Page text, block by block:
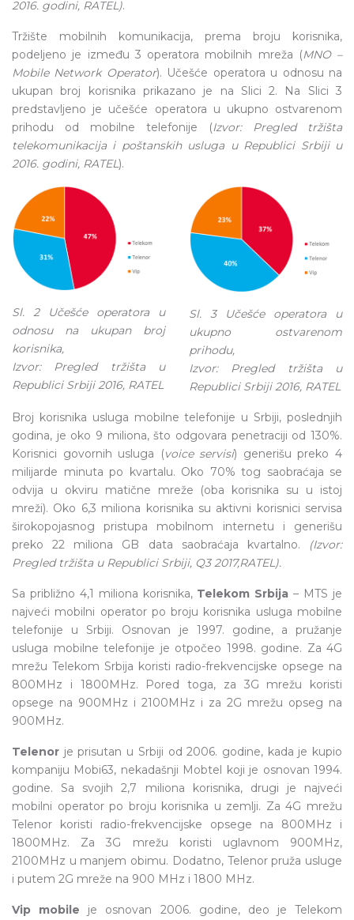
2016. godini, RATEL).
Tržište mobilnih komunikacija, prema broju korisnika,
podeljeno je između 3 operatora mobilnih mreža (MNO –
Mobile Network Operator). Učešće operatora u odnosu na
ukupan broj korisnika prikazano je na Slici 2. Na Slici 3
predstavljeno je učešće opеratora u ukupno ostvarenom
prihodu od mobilne telefonije (Izvor: Pregled tržišta
telekomunikacija i poštanskih usluga u Republici Srbiji u
2016. godini, RATEL).
Sl. 2 Učešće operatora u
odnosu na ukupan broj
korisnika,
Izvor: Pregled tržišta u
Republici Srbiji 2016, RATEL
Sl. 3 Učešće operatora u
ukupno ostvarenom
prihodu,
Izvor: Pregled tržišta u
Republici Srbiji 2016, RATEL
Broj korisnika usluga mobilne telefonije u Srbiji, poslednjih
godina, je oko 9 miliona, što odgovara penetraciji od 130%.
Korisnici govornih usluga (voice servisi) generišu preko 4
milijarde minuta po kvartalu. Oko 70% tog saobraćaja se
odvija u okviru matične mreže (oba korisnika su u istoj
mreži). Oko 6,3 miliona korisnika su aktivni korisnici servisa
širokopojasnog pristupa mobilnom internetu i generišu
preko 22 miliona GB data saobraćaja kvartalno.
(Izvor:
Pregled tržišta u Republici Srbiji, Q3 2017,RATEL).
Sa približno 4,1 miliona korisnika, Telekom Srbija – MTS je
najveći mobilni operator po broju korisnika usluga mobilne
telefonije u Srbiji. Osnovan je 1997. godine, a pružanje
usluga mobilne telefonije je otpočeo 1998. godine. Za 4G
mrežu Telekom Srbija koristi radio-frekvencijske opsege na
800MHz i 1800MHz. Pored toga, za 3G mrežu koristi
opsege na 900MHz i 2100MHz i za 2G mrežu opseg na
900MHz.
Telenor je prisutan u Srbiji od 2006. godine, kada je kupio
kompaniju Mobi63, nekadašnji Mobtel koji je osnovan 1994.
godine. Sa svojih 2,7 miliona korisnika, drugi je najveći
mobilni operator po broju korisnika u zemlji. Za 4G mrežu
Telenor koristi radio-frekvencijske opsege na 800MHz i
1800MHz. Za 3G mrežu koristi uglavnom 900MHz,
2100MHz u manjem obimu. Dodatno, Telenor pruža usluge
i putem 2G mreže na 900 MHz i 1800 MHz.
Vip mobile je osnovan 2006. godine, deo je Telekom